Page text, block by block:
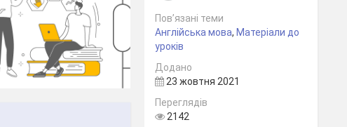
Пов’язані теми
Англійська мова, Матеріали до
уроків
Додано
23 жовтня 2021
Переглядів
2142